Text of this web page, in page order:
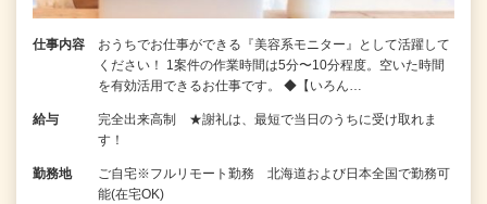
仕事内容
おうちでお仕事ができる『美容系モニター』として活躍して
ください！ 1案件の作業時間は5分〜10分程度。空いた時間
を有効活用できるお仕事です。 ◆【いろん…
給与
完全出来高制 ★謝礼は、最短で当日のうちに受け取れま
す！
勤務地
ご自宅※フルリモート勤務 北海道および日本全国で勤務可
能(在宅OK)